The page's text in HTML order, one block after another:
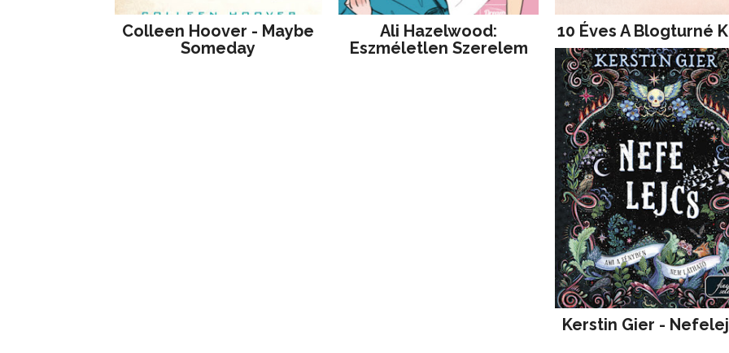
Colleen Hoover - Maybe
Someday
Ali Hazelwood:
Eszméletlen Szerelem
10 Éves A Blogturné
Kerstin Gier -